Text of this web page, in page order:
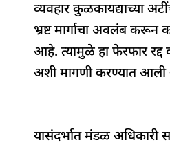
व्यवहार कुळकायद्याच्या
भ्रष्ट मार्गाचा अवलंब
आहे. त्यामुळे हा फेरफार रद्द
अशी मागणी करण्यात
यासंदर्भात मंडळ अधिकारी